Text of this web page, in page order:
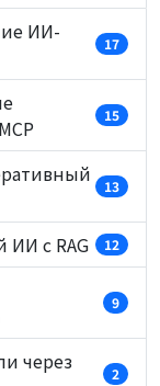
ИИ-
17
15
13
с RAG 12
9
через
2